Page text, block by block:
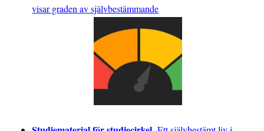
visar graden av självbestämmande